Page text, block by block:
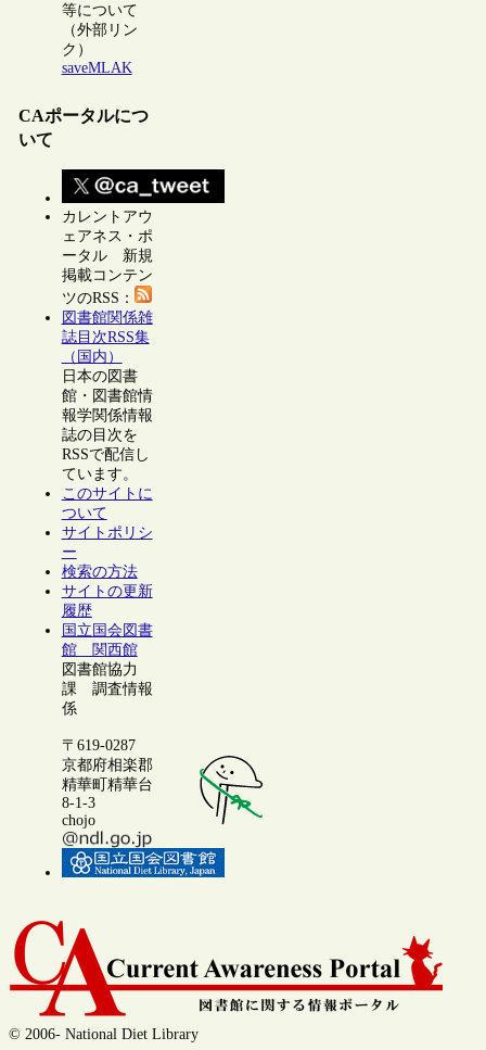
等について
（外部リン
ク）
saveMLAK
CAポータルにつ
いて
カレントアウ
ェアネス・ポ
ータル 新規
掲載コンテン
ツのRSS：
図書館関係雑
誌目次RSS集
（国内）
日本の図書
館・図書館情
報学関係情報
誌の目次を
RSSで配信し
ています。
このサイトに
ついて
サイトポリシ
ー
検索の方法
サイトの更新
履歴
国立国会図書
館 関西館
図書館協力
課 調査情報
係
〒619-0287
京都府相楽郡
精華町精華台
8-1-3
chojo
© 2006- National Diet Library